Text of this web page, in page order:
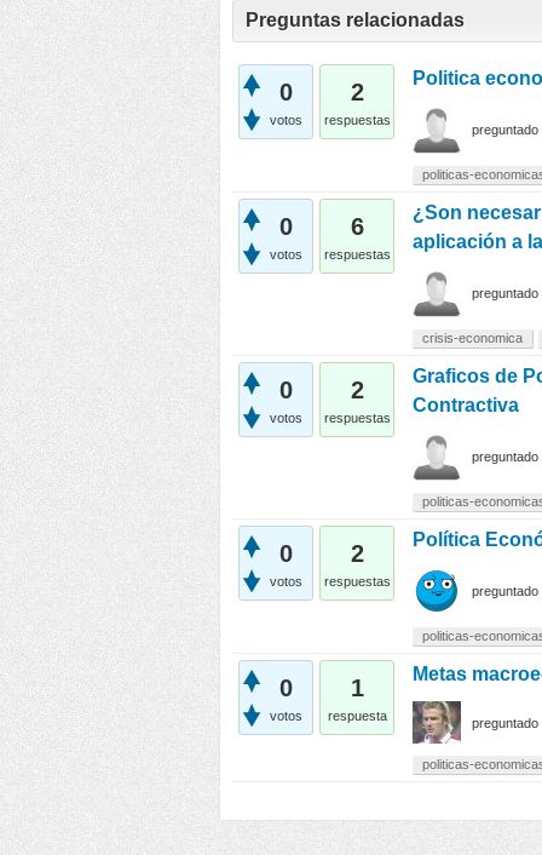
Preguntas relacionadas
0
votos
2
respuestas
Politica
preguntado
politicas-
0
votos
6
respuestas
¿Son
aplicación a
preguntado
crisis-economica
0
votos
2
respuestas
Graficos de
Contractiva
preguntado
politicas-
0
votos
2
respuestas
Política
preguntado
politicas-
0
votos
1
respuesta
Metas
preguntado
politicas-